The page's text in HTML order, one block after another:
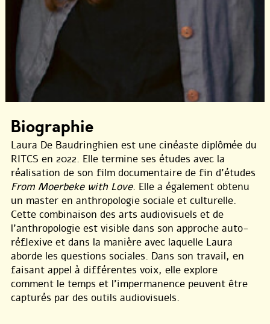
Biographie
Laura De Baudringhien est une cinéaste diplômée du
RITCS en 2022. Elle termine ses études avec la
réalisation de son film documentaire de fin d’études
From Moerbeke with Love. Elle a également obtenu
un master en anthropologie sociale et culturelle.
Cette combinaison des arts audiovisuels et de
l’anthropologie est visible dans son approche auto-
réflexive et dans la manière avec laquelle Laura
aborde les questions sociales. Dans son travail, en
faisant appel à différentes voix, elle explore
comment le temps et l’impermanence peuvent être
capturés par des outils audiovisuels.